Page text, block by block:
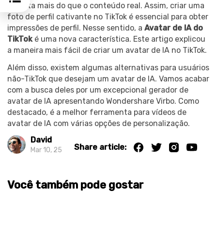
importa mais do que o conteúdo real. Assim, criar uma
foto de perfil cativante no TikTok é essencial para obter
impressões de perfil. Nesse sentido, a Avatar de IA do
TikToké uma nova característica. Este artigo explicou
a maneira mais fácil de criar um avatar de IA no TikTok.
Além disso, existem algumas alternativas para usuários
não-TikTok que desejam um avatar de IA. Vamos acabar
com a busca deles por um excepcional gerador de
avatar de IA apresentando Wondershare Virbo. Como
destacado, é a melhor ferramenta para vídeos de
avatar de IA com várias opções de personalização.
David
Mar 10, 25 Share article:
Você também pode gostar